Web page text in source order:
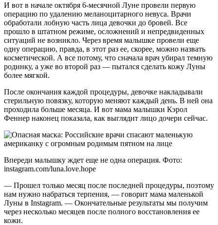
И вот в начале октября 6-месячной Луне провели первую
операцию по удалению меланоцитарного невуса. Врачи
обработали лобную часть лица девочки до бровей. Все
прошло в штатном режиме, осложнений и непредвиденных
ситуаций не возникло. Через время малышке провели еще
одну операцию, правда, в этот раз ее, скорее, можно назвать
косметической. А все потому, что сначала врач убирал темную
родинку, а уже во второй раз — пытался сделать кожу Луны
более мягкой.
После окончания каждой процедуры, девочке накладывали
стерильную повязку, которую меняют каждый день. В ней она
проходила больше месяца. И вот мама малышки Кэрол
Феннер наконец показала, как выглядит лицо дочери сейчас.
Впереди малышку ждет еще не одна операция. Фото:
instagram.com/luna.love.hope
— Прошел только месяц после последней процедуры, поэтому
нам нужно набраться терпения, — говорит мама маленькой
Луны в Instagram. — Окончательные результаты мы получим
через несколько месяцев после полного восстановления ее
кожи.